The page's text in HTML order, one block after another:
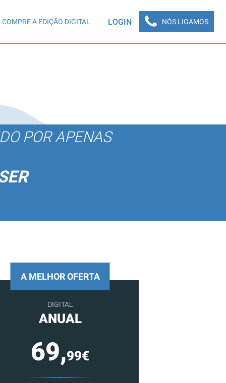
COMPRE A EDIÇÃO DIGITAL LOGIN NÓS LIGAMOS
POR APENAS
A MELHOR OFERTA
DIGITAL
ANUAL
69,99€